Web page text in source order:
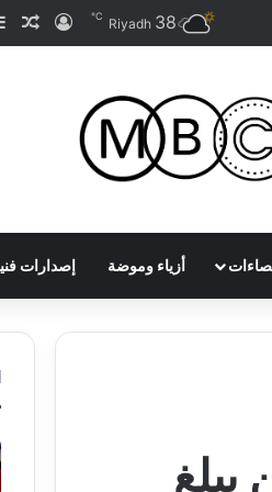
Riyadh 38
℃ تسجيل
أزياء وموضة إصدارات
يبلغ